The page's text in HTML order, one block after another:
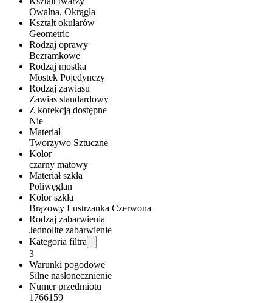
Owalna, Okrągła
Kształt okularów
Geometric
Rodzaj oprawy
Bezramkowe
Rodzaj mostka
Mostek Pojedynczy
Rodzaj zawiasu
Zawias standardowy
Z korekcją dostępne
Nie
Materiał
Tworzywo Sztuczne
Kolor
czarny matowy
Materiał szkła
Poliwęglan
Kolor szkła
Brązowy Lustrzanka Czerwona
Rodzaj zabarwienia
Jednolite zabarwienie
Kategoria filtra
3
Warunki pogodowe
Silne nasłonecznienie
Numer przedmiotu
1766159